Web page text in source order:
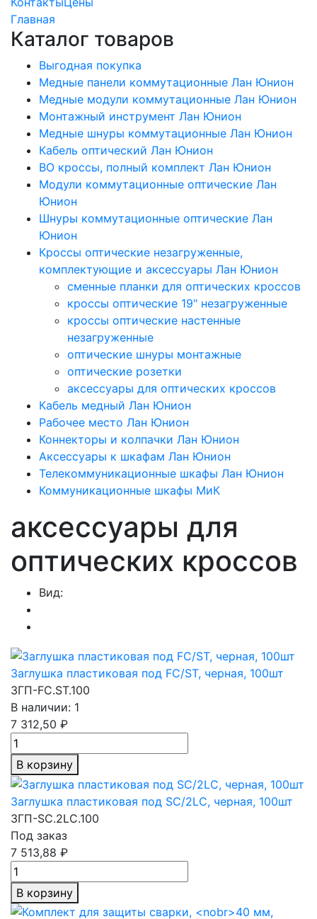
Главная
Каталог товаров
Выгодная покупка
Медные панели коммутационные Лан Юнион
Медные модули коммутационные Лан Юнион
Монтажный инструмент Лан Юнион
Медные шнуры коммутационные Лан Юнион
Кабель оптический Лан Юнион
ВО кроссы, полный комплект Лан Юнион
Модули коммутационные оптические Лан
Юнион
Шнуры коммутационные оптические Лан
Юнион
Кроссы оптические незагруженные,
комплектующие и аксессуары Лан Юнион
сменные планки для оптических кроссов
кроссы оптические 19" незагруженные
кроссы оптические настенные
незагруженные
оптические шнуры монтажные
оптические розетки
аксессуары для оптических кроссов
Кабель медный Лан Юнион
Рабочее место Лан Юнион
Коннекторы и колпачки Лан Юнион
Аксессуары к шкафам Лан Юнион
Телекоммуникационные шкафы Лан Юнион
Коммуникационные шкафы МиК
аксессуары для
оптических кроссов
Вид:
Заглушка пластиковая под FC/ST, черная, 100шт
ЗГП-FC.ST.100
В наличии: 1
7 312,50 ₽
В корзину
Заглушка пластиковая под SC/2LC, черная, 100шт
ЗГП-SC.2LC.100
Под заказ
7 513,88 ₽
В корзину